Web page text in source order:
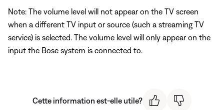
Note: The volume level will not appear on the TV screen
when a different TV input or source (such a streaming TV
service) is selected. The volume level will only appear on the
input the Bose system is connected to.
Cette information est-elle utile?